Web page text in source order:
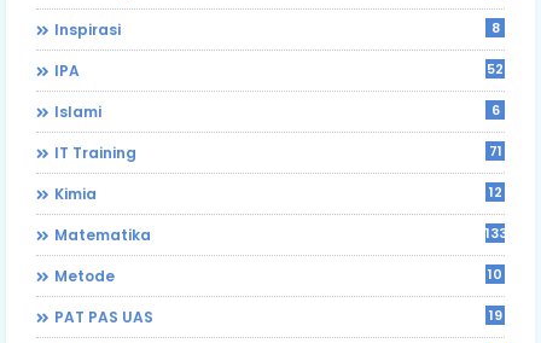
Inspirasi 8
IPA 52
Islami 6
IT Training 71
Kimia 12
Matematika 133
Metode 10
PAT PAS UAS 19